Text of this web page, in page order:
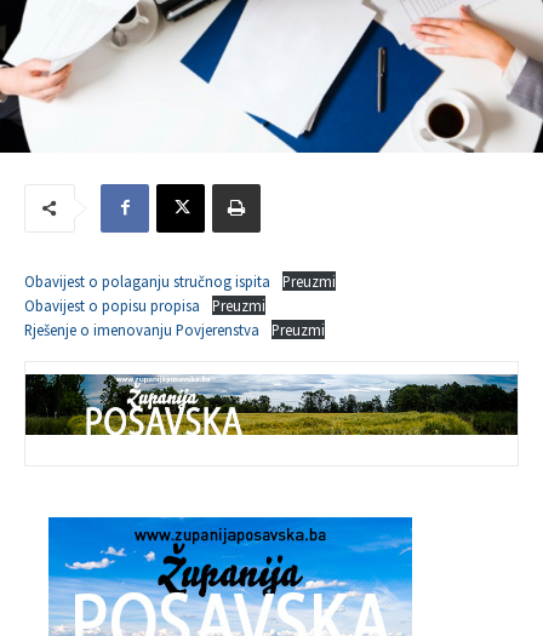
Obavijest o polaganju stručnog ispita
Preuzmi
Obavijest o popisu propisa
Preuzmi
Rješenje o imenovanju Povjerenstva
Preuzmi